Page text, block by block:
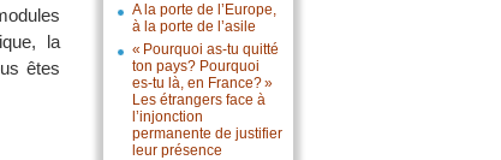
A la porte de l’Europe,
à la porte de l’asile
« Pourquoi as-tu quitté
ton pays? Pourquoi
es-tu là, en France? »
Les étrangers face à
l’injonction
permanente de justifier
leur présence
la
êtes